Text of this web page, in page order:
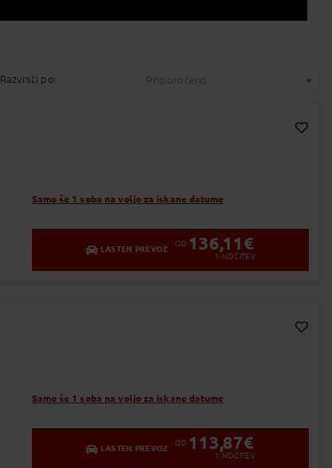
Razvrsti po: Priporočeno
Samo še 1 soba na voljo za iskane datume
LASTEN PREVOZ
OD 136,11 €
1 NOČITEV
Samo še 1 soba na voljo za iskane datume
LASTEN PREVOZ
OD 113,87€
1 NOČITEV